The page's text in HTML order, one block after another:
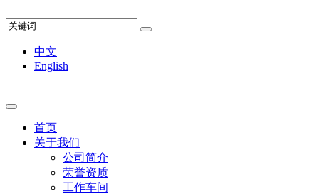
中文
English
首页
关于我们
公司简介
荣誉资质
工作车间